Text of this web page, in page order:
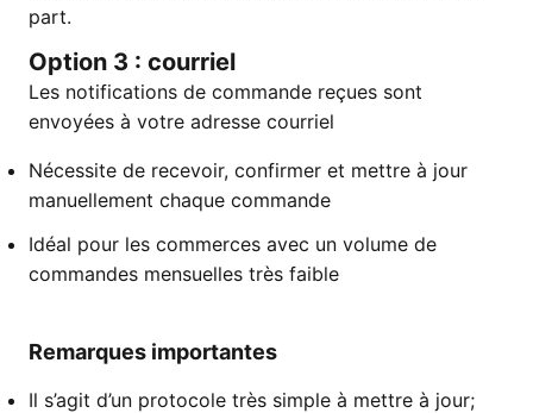
part.
Option 3 : courriel
Les notifications de commande reçues sont
envoyées à votre adresse courriel
Nécessite de recevoir, confirmer et mettre à jour
manuellement chaque commande
Idéal pour les commerces avec un volume de
commandes mensuelles très faible
Remarques importantes
Il s’agit d’un protocole très simple à mettre à jour;